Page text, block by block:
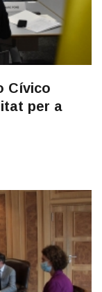
Cívico
per a